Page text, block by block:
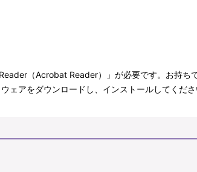
（Acrobat Reader）」が必要です。お持ち
アをダウンロードし、インストールしてくださ